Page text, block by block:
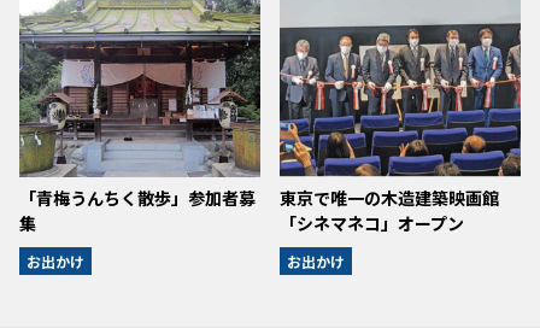
「青梅うんちく散歩」参加者募
集
お出かけ
東京で唯一の木造建築映画館
「シネマネコ」オープン
お出かけ